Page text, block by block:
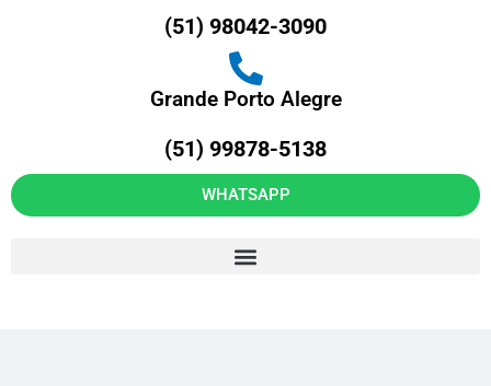
(51) 98042-3090
Grande Porto Alegre
(51) 99878-5138
WHATSAPP